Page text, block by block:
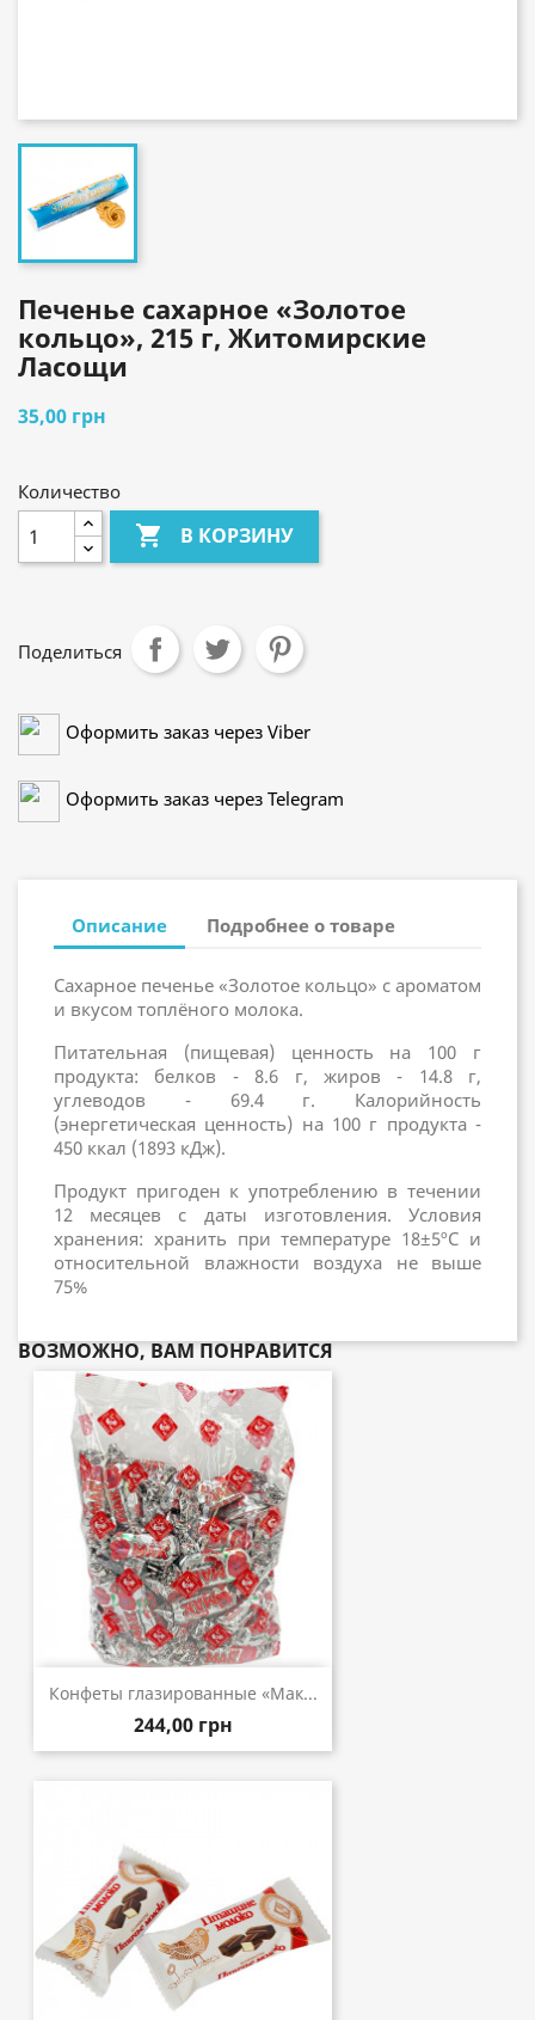
Печенье сахарное «Золотое
кольцо», 215 г, Житомирские
Ласощи
35,00 грн
Количество
 В КОРЗИНУ
Поделиться
Оформить заказ через Viber
Оформить заказ через Telegram
Описание Подробнее о товаре
Сахарное печенье «Золотое кольцо» с ароматом
и вкусом топлёного молока.
Питательная (пищевая) ценность на 100 г
продукта: белков - 8.6 г, жиров - 14.8 г,
углеводов - 69.4 г. Калорийность
(энергетическая ценность) на 100 г продукта -
450 ккал (1893 кДж).
Продукт пригоден к употреблению в течении
12 месяцев с даты изготовления. Условия
хранения: хранить при температуре 18±5ºC и
относительной влажности воздуха не выше
75%
ВОЗМОЖНО, ВАМ ПОНРАВИТСЯ
Конфеты глазированные «Мак...
244,00 грн